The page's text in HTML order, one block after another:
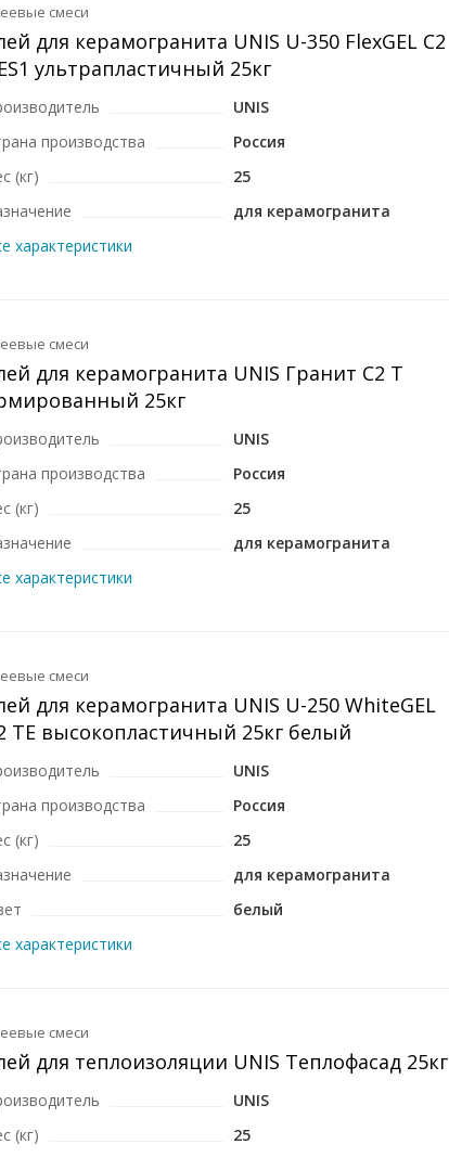
смеси
для керамогранита UNIS U-350 FlexGEL C2
ультрапластичный 25кг
UNIS
производства
Россия
(кг)
25
для керамогранита
характеристики
смеси
для керамогранита UNIS Гранит C2 T
25кг
UNIS
производства
Россия
(кг)
25
для керамогранита
характеристики
смеси
для керамогранита UNIS U-250 WhiteGEL
TE высокопластичный 25кг белый
UNIS
производства
Россия
(кг)
25
для керамогранита
белый
характеристики
смеси
для теплоизоляции UNIS Теплофасад 25кг
UNIS
(кг)
25